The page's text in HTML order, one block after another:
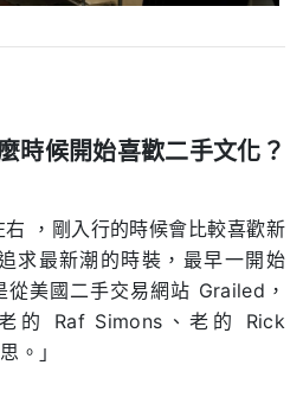
時候開始喜歡二手文化？
右 ，剛入行的時候會比較喜歡新
求最新潮的時裝，最早一開始
從美國二手交易網站 Grailed，
的 Raf Simons、老的 Rick
。」